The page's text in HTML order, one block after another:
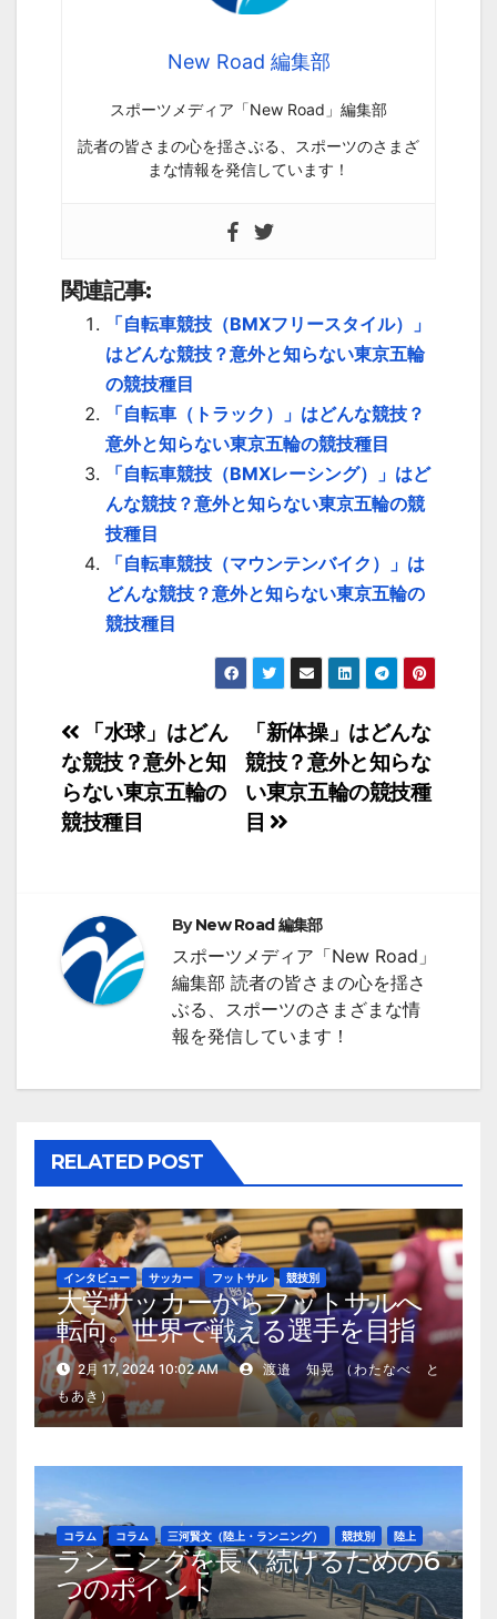
New Road 編集部
スポーツメディア「New Road」編集部
読者の皆さまの心を揺さぶる、スポーツのさまざ
まな情報を発信しています！
関連記事:
「自転車競技（BMXフリースタイル）」
はどんな競技？意外と知らない東京五輪
の競技種目
「自転車（トラック）」はどんな競技？
意外と知らない東京五輪の競技種目
「自転車競技（BMXレーシング）」はど
んな競技？意外と知らない東京五輪の競
技種目
「自転車競技（マウンテンバイク）」は
どんな競技？意外と知らない東京五輪の
競技種目
投
稿
ナ
ゲ
ー
シ
「新体操」はどんな
競技？意外と知らな
い東京五輪の競技種
目
「水球」はどん
な競技？意外と知
らない東京五輪の
競技種目
ByNew Road 編集部
スポーツメディア「New Road」
編集部 読者の皆さまの心を揺さ
ぶる、スポーツのさまざまな情
報を発信しています！
RELATED POST
インタビュー サッカー フットサル 競技別
大学サッカーからフットサルへ
転向。世界で戦える選手を目指
す、松木里緒選手の現在地
2月 17, 2024 10:02 AM
渡邉 知晃 （わたなべ と
もあき）
コラム コラム 三河賢文（陸上・ランニング） 競技別 陸上
ランニングを長く続けるための6
つのポイント